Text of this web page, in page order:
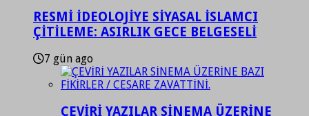
RESMİ İDEOLOJİYE SİYASAL İSLAMCI
ÇİTİLEME: ASIRLIK GECE BELGESELİ
7 gün ago
ÇEVİRİ YAZILAR SİNEMA ÜZERİNE